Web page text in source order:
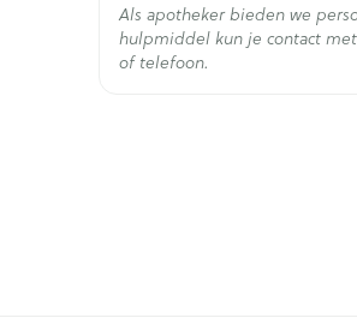
ter voorbereiding van een
verkort worden (3 uur in
Hoeveelheid
Verpakking
15
Als apotheker bieden we
hulpmiddel kun je contact
of telefoon.